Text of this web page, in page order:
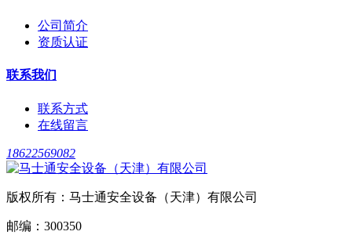
公司简介
资质认证
联系我们
联系方式
在线留言
18622569082
版权所有：马士通安全设备（天津）有限公司
邮编：300350